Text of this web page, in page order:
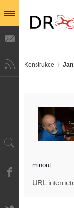
Konstrukce / Jan
minout.
URL